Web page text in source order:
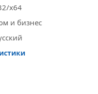
x64
и бизнес